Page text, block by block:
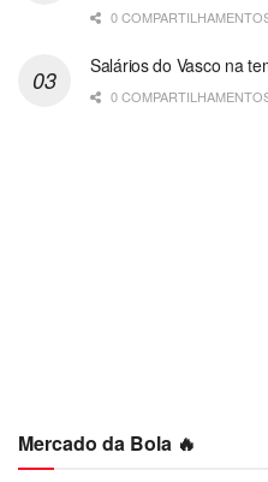
0
Salários do Vasco na
0
Mercado da Bola 🔥